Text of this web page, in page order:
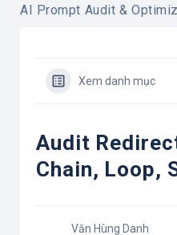
AI Prompt Audit &
Xem danh mục
Audit
Chain, Loop,
Văn Hùng Danh